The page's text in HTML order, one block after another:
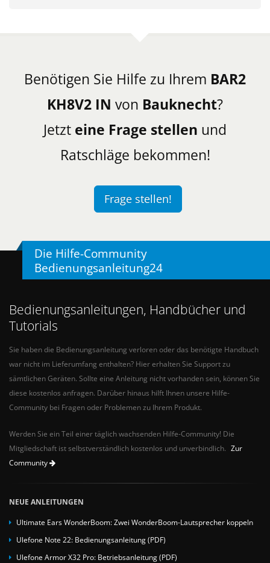
Benötigen Sie Hilfe zu Ihrem BAR2
KH8V2 IN von Bauknecht?
Jetzt eine Frage stellen und
Ratschläge bekommen!
Frage stellen!
Die Hilfe-Community
Bedienungsanleitung24
Bedienungsanleitungen, Handbücher und
Tutorials
Sie haben die Bedienungsanleitung verloren oder das benötigte Handbuch
war nicht im Lieferumfang enthalten? Hier erhalten Sie Support zu
sämtlichen Geräten. Sollte eine Anleitung nicht vorhanden sein, können Sie
diese kostenlos anfragen. Darüber hinaus hilft Ihnen unsere Hilfe-
Community bei Fragen oder Problemen zu Ihrem Produkt.
Werden Sie ein Teil einer täglich wachsenden Hilfe-Community! Die
Mitgliedschaft ist selbstverständlich kostenlos und unverbindlich. Zur
Community
NEUE ANLEITUNGEN
Ultimate Ears WonderBoom: Zwei WonderBoom-Lautsprecher koppeln
Ulefone Note 22: Bedienungsanleitung (PDF)
Ulefone Armor X32 Pro: Betriebsanleitung (PDF)